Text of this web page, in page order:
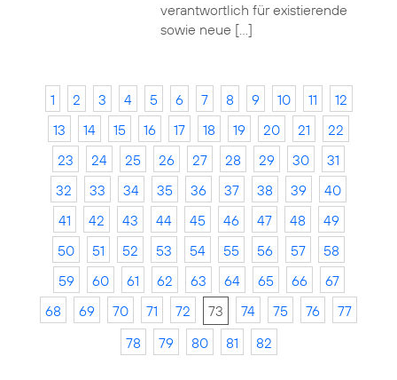
verantwortlich für existierende
sowie neue […]
1 2 3 4 5 6 7 8 9 10 11
12
13
14 15 16 17 18 19 20 21
22
23
24 25 26 27 28 29 30
31
32
33 34 35 36 37 38 39
40
41
42 43 44 45 46 47 48
49
50
51 52 53 54 55 56 57
58
59
60 61 62 63 64 65 66
67
68
69 70 71 72 73 74 75 76
77
78
79 80 81 82